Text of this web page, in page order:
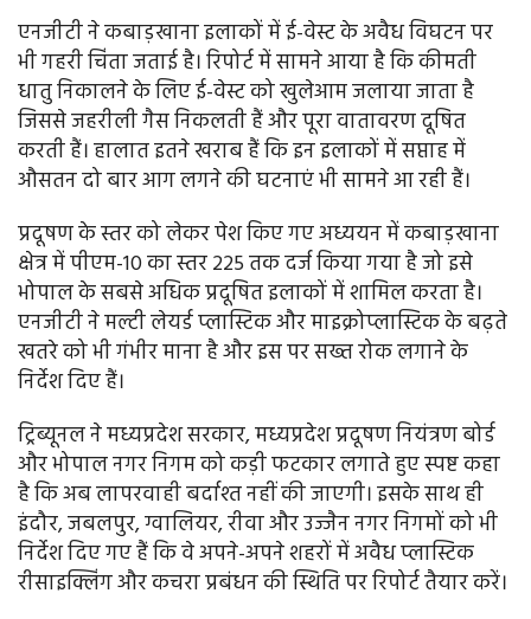
एनजीटी ने कबाड़खाना इलाकों में ई-वेस्ट के अवैध विघटन पर
भी गहरी चिंता जताई है। रिपोर्ट में सामने आया है कि कीमती
धातु निकालने के लिए ई-वेस्ट को खुलेआम जलाया जाता है
जिससे जहरीली गैस निकलती हैं और पूरा वातावरण दूषित
करती हैं। हालात इतने खराब हैं कि इन इलाकों में सप्ताह में
औसतन दो बार आग लगने की घटनाएं भी सामने आ रही हैं।
प्रदूषण के स्तर को लेकर पेश किए गए अध्ययन में कबाड़खाना
क्षेत्र में पीएम-10 का स्तर 225 तक दर्ज किया गया है जो इसे
भोपाल के सबसे अधिक प्रदूषित इलाकों में शामिल करता है।
एनजीटी ने मल्टी लेयर्ड प्लास्टिक और माइक्रोप्लास्टिक के बढ़ते
खतरे को भी गंभीर माना है और इस पर सख्त रोक लगाने के
निर्देश दिए हैं।
ट्रिब्यूनल ने मध्यप्रदेश सरकार, मध्यप्रदेश प्रदूषण नियंत्रण बोर्ड
और भोपाल नगर निगम को कड़ी फटकार लगाते हुए स्पष्ट कहा
है कि अब लापरवाही बर्दाश्त नहीं की जाएगी। इसके साथ ही
इंदौर, जबलपुर, ग्वालियर, रीवा और उज्जैन नगर निगमों को भी
निर्देश दिए गए हैं कि वे अपने-अपने शहरों में अवैध प्लास्टिक
रीसाइक्लिंग और कचरा प्रबंधन की स्थिति पर रिपोर्ट तैयार करें।